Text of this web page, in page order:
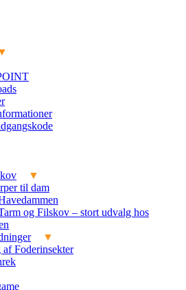
til dam
og Filskov – stort udvalg hos
af Foderinsekter